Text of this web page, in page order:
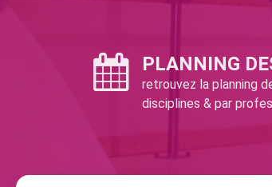
PLANNING
retrouvez la planning
disciplines & par